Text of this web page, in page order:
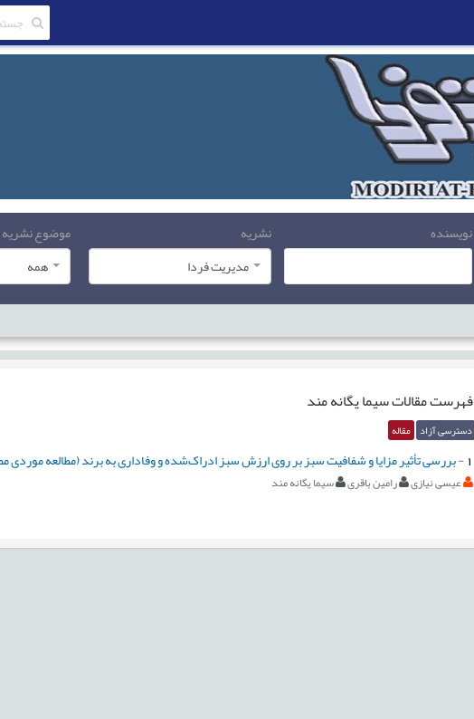
نویسنده
نشریه
مدیریت فردا
موضوع نشریه
همه
فهرست مقالاتسیما یگانه مند
دسترسی آزاد مقاله
1
-بررسی تأثیر مزایا و شفافیت سبز بر روی ارزش سبز ادراک‌شده و وفاداری به برند (مطالعه
عیسی نیازی رامین باقری سیما یگانه مند